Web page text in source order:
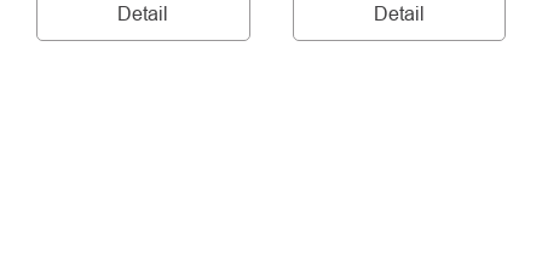
Detail Detail